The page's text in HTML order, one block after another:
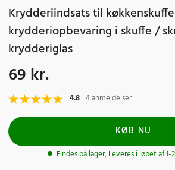
Krydderiindsats til
krydderiopbevaring i skuffe /
krydderiglas
Pris: 69 kr.
69 kr.
4.8 4 anmeldelser
KØB NU
Findes på lager, Leveres i løbet af 1-